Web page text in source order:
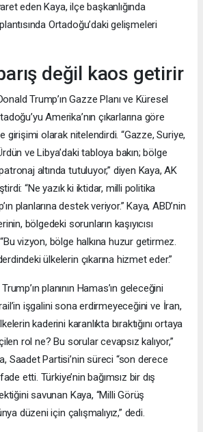
eden Kaya, ilçe başkanlığında
Ortadoğu’daki gelişmeleri
değil kaos getirir
Trump’ın Gazze Planı ve Küresel
Amerika’nın çıkarlarına göre
girişimi olarak nitelendirdi. “Gazze, Suriye,
ve Libya’daki tabloya bakın; bölge
altında tutuluyor,” diyen Kaya, AK
“Ne yazık ki iktidar, milli politika
planlarına destek veriyor.” Kaya, ABD’nin
bölgedeki sorunların kaşıyıcısı
vizyon, bölge halkına huzur getirmez.
ülkelerin çıkarına hizmet eder.”
Trump’ın planının Hamas’ın geleceğini
işgalini sona erdirmeyeceğini ve İran,
kaderini karanlıkta bıraktığını ortaya
rol ne? Bu sorular cevapsız kalıyor,”
Saadet Partisi’nin süreci “son derece
etti. Türkiye’nin bağımsız bir dış
savunan Kaya, “Milli Görüş
düzeni için çalışmalıyız,” dedi.